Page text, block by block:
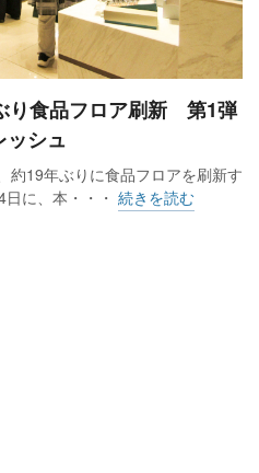
り食品フロア刷新 第1弾
ッシュ
約19年ぶりに食品フロアを刷新す
に、本・・・ 続きを読む